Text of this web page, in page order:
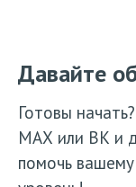
Давайте
Готовы
МАХ или ВК и
помочь